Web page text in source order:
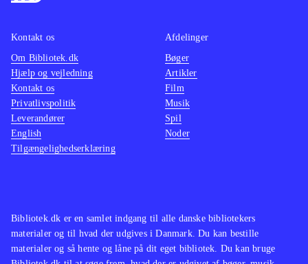
Bibliotek.dk er en samlet indgang til alle danske bibliotekers
materialer og til hvad der udgives i Danmark. Du kan bestille
materialer og så hente og låne på dit eget bibliotek. Du kan bruge
Kontakt os
Om Bibliotek.dk
Hjælp og vejledning
Kontakt os
Privatlivspolitik
Leverandører
English
Tilgængelighedserklæring
Afdelinger
Bøger
Artikler
Film
Musik
Spil
Noder